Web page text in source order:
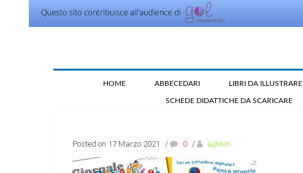
HOME ABBECEDARI LIBRI DA ILLUSTRARE
SCHEDE DIDATTICHE DA SCARICARE
Posted on 17 Marzo 2021 / 0 / admin